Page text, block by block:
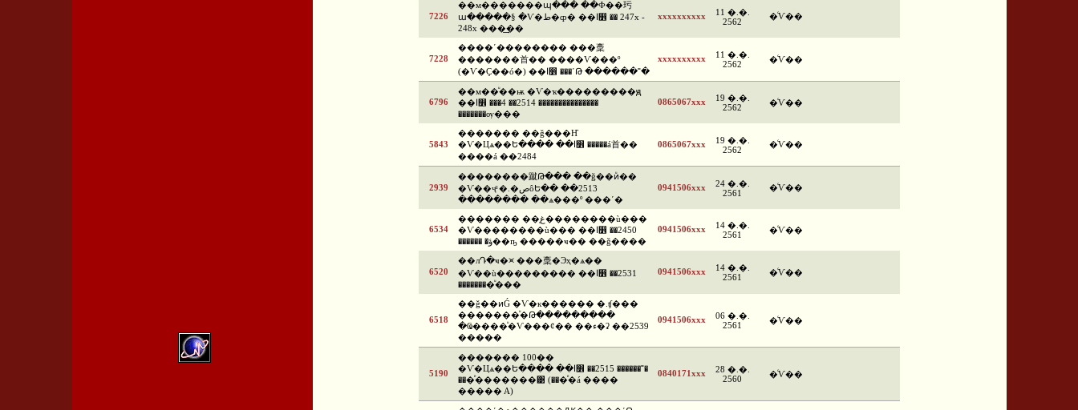
7226
��м�������պ��� ��Ф��㺮
ա�����§ �Ѵ�ط�ȹ� ��ا෾ �� 247x -
248x ���͢��
xxxxxxxxxx
11 �.�.
2562
�ͨѴ��
7228
����ʹ�������� ���稾
�������⾸�� ����Ѵ���º
(�Ѵ�Ҫ��ó�) ��ا෾ ���ʹԹ ������˭�
xxxxxxxxxx
11 �.�.
2562
�ͨѴ��
6796
��м��ͧ��ѭ �Ѵ�ҡ���������ԭ
��ا෾ ���4 ��2514 ���������������
�������ѹ���
0865067xxx
19 �.�.
2562
�ͨѴ��
5843
������� ��ǧ���Ҥ
�Ѵ�Цѧ��Ե���� ��ا෾ �����á⾸��
����á ��2484
0865067xxx
19 �.�.
2562
�ͨѴ��
2939
��������蹴Թ��� ��ǧ��ͷͧ��
�Ѵ��ҷͧ �.�صôԵ�� ��2513
�������� ��ѧ���º ���ʹ�
0941506xxx
24 �.�.
2561
�ͨѴ��
6534
������� ��غ֧��������ù���
�Ѵ��������ù��� ��ا෾ ��2450
������ �ؤ��ҧ �����ҹ�� ��ǧ����
0941506xxx
14 �.�.
2561
�ͨѴ��
6520
��лԴ�ҹ�⪤ ���稾�Эҳ�ѧ��
�Ѵ��ù��������� ��ا෾ ��2531
��������ͧ���
0941506xxx
14 �.�.
2561
�ͨѴ��
6518
��ǧ��ͷǴ �Ѵ�к������ �.ʧ���
�������ͧ�Թ���������
�Ҩ����ͧ�Ѵ���¢�� ��ء�ʡ ��2539
�����
0941506xxx
06 �.�.
2561
�ͨѴ��
5190
������� 100��
�Ѵ�Цѧ��Ե���� ��ا෾ ��2515 ������˭�
���ͤ�������͹ (���ͤ�á ����
����� A)
0840171xxx
28 �.�.
2560
�ͨѴ��